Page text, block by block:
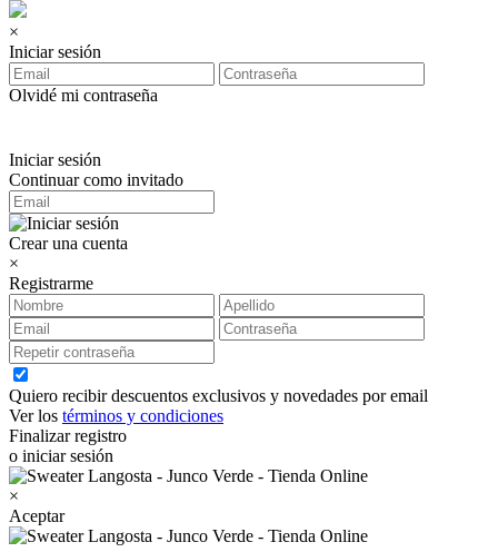
×
Iniciar sesión
Olvidé mi contraseña
Iniciar sesión
Continuar como invitado
Crear una cuenta
×
Registrarme
Quiero recibir descuentos exclusivos y novedades por email
Ver los términos y condiciones
Finalizar registro
o iniciar sesión
×
Aceptar